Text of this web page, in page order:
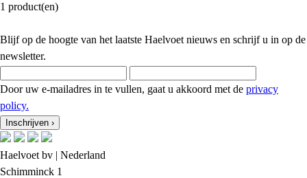
1 product(en)
Blijf op de hoogte van het laatste Haelvoet nieuws en schrijf u in op de
newsletter.
Door uw e-mailadres in te vullen, gaat u akkoord met de privacy
policy.
Inschrijven ›
Haelvoet bv | Nederland
Schimminck 1